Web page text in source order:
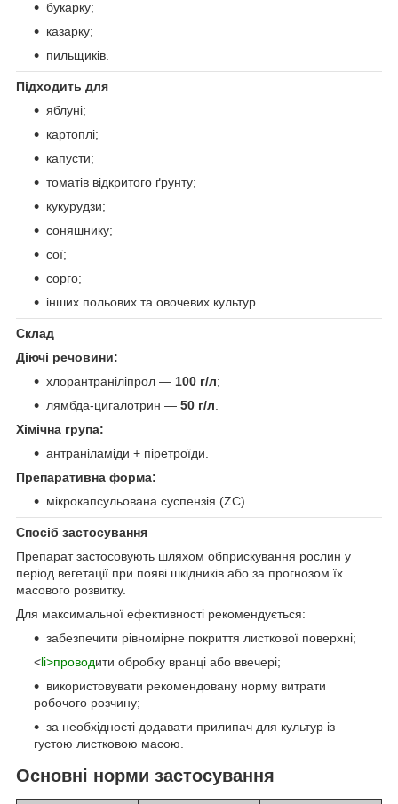
букарку;
казарку;
пильщиків.
Підходить для
яблуні;
картоплі;
капусти;
томатів відкритого ґрунту;
кукурудзи;
соняшнику;
сої;
сорго;
інших польових та овочевих культур.
Склад
Діючі речовини:
хлорантраніліпрол — 100 г/л;
лямбда-цигалотрин — 50 г/л
Хімічна група:
антраніламіди + піретроїди.
Препаративна форма:
мікрокапсульована суспензія (ZC).
Спосіб застосування
Препарат застосовують шляхом обприскування рослин у
період вегетації при появі шкідників або за прогнозом їх
масового розвитку.
Для максимальної ефективності рекомендується:
забезпечити рівномірне покриття листкової поверхні;
<li>проводити обробку вранці або ввечері;
використовувати рекомендовану норму витрати
робочого розчину;
за необхідності додавати прилипач для культур із
густою листковою масою.
Основні норми застосування